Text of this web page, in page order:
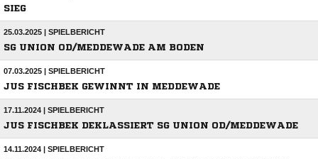
SIEG
25.03.2025 | SPIELBERICHT
SG UNION OD/MEDDEWADE AM BODEN
07.03.2025 | SPIELBERICHT
JUS FISCHBEK GEWINNT IN MEDDEWADE
17.11.2024 | SPIELBERICHT
JUS FISCHBEK DEKLASSIERT SG UNION OD/MEDDEWADE
14.11.2024 | SPIELBERICHT